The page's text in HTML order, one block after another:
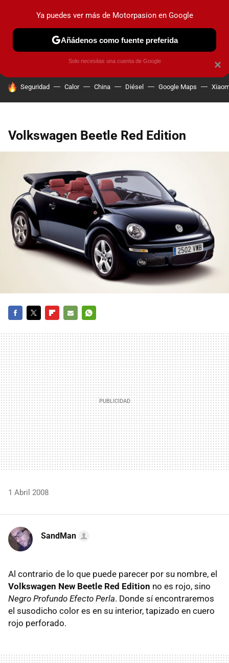
PRUEBAS COCHES ELÉCTRICOS OBSERVATORIO
HOY SE HABLA DE
Seguridad Calor China Diésel Google Maps
Volkswagen Beetle Red Edition
MAIL
1 Abril 2008
SandMan
Al contrario de lo que puede parecer por su nombre, el
Volkswagen New Beetle Red Edition no es rojo, sino
Negro Profundo Efecto Perla. Donde sí encontraremos
el susodicho color es en su interior, tapizado en cuero
rojo perforado.
×
Ya puedes ver más de Motorpasion en Google
Añádenos como fuente preferida
Solo necesitas una cuenta de Google